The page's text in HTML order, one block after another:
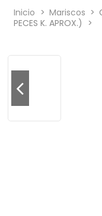
Inicio Mariscos
PECES K. APROX.)